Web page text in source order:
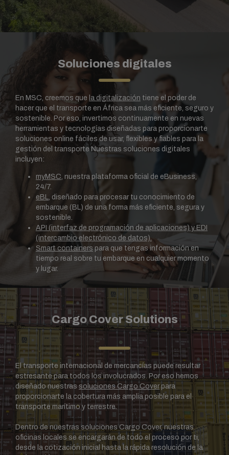
Soluciones digitales
En MSC, creemos que la digitalización tiene el poder de
hacer que el transporte en África sea más eficiente, seguro y
sostenible. Por eso, invertimos continuamente en nuevas
herramientas y tecnologías diseñadas para proporcionarte
soluciones online fáciles de usar, flexibles y fiables para la
gestión del transporte Nuestras soluciones digitales
incluyen:
myMSC, nuestra plataforma oficial de eBusiness,
24/7.
eBL, diseñado para procesar tu conocimiento de
embarque (BL) de una forma más eficiente, segura y
sostenible.
API (interfaz de programación de aplicaciones) y EDI
(intercambio electrónico de datos).
Smart containers para que tengas información en
tiempo real sobre tu embarque en cualquier momento
y lugar.
Cargo Cover Solutions
El transporte internacional de mercancías puede resultar
estresante para todos los involucrados. Por eso hemos
diseñado nuestras soluciones Cargo Coverpara
proporcionarte la cobertura más amplia posible para el
transporte marítimo y terrestre.
Dentro de nuestras soluciones Cargo Cover, nuestras
oficinas locales se encargarán de todo el proceso por ti,
desde la cotización inicial hasta la rápida resolución de la